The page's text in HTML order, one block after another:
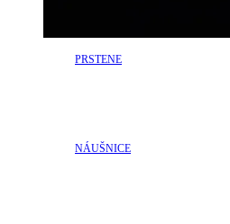
PRSTENE
NÁUŠNICE